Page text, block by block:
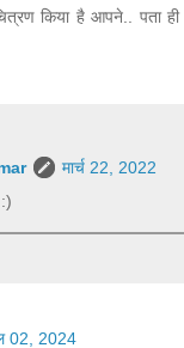
किया है आपने.. पता
मार्च 22, 2022
02, 2024